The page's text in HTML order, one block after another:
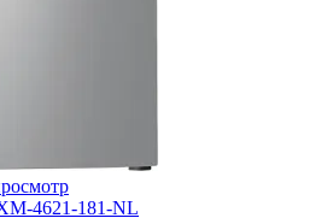
4621-181-NL